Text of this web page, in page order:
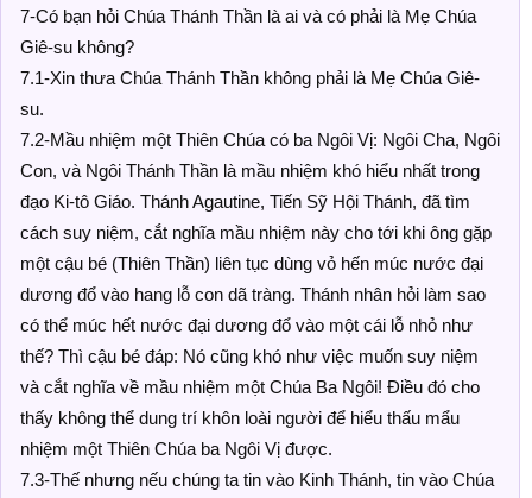
7-Có bạn hỏi Chúa Thánh Thần là ai và có phải là Mẹ Chúa
Giê-su không?
7.1-Xin thưa Chúa Thánh Thần không phải là Mẹ Chúa Giê-
su.
7.2-Mầu nhiệm một Thiên Chúa có ba Ngôi Vị: Ngôi Cha, Ngôi
Con, và Ngôi Thánh Thần là mầu nhiệm khó hiểu nhất trong
đạo Ki-tô Giáo. Thánh Agautine, Tiến Sỹ Hội Thánh, đã tìm
cách suy niệm, cắt nghĩa mầu nhiệm này cho tới khi ông gặp
một cậu bé (Thiên Thần) liên tục dùng vỏ hến múc nước đại
dương đổ vào hang lỗ con dã tràng. Thánh nhân hỏi làm sao
có thể múc hết nước đại dương đổ vào một cái lỗ nhỏ như
thế? Thì cậu bé đáp: Nó cũng khó như việc muốn suy niệm
và cắt nghĩa về mầu nhiệm một Chúa Ba Ngôi! Điều đó cho
thấy không thể dung trí khôn loài người để hiểu thấu mẩu
nhiệm một Thiên Chúa ba Ngôi Vị được.
7.3-Thế nhưng nếu chúng ta tin vào Kinh Thánh, tin vào Chúa